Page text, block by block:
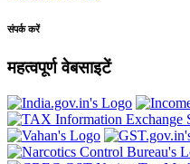
संपर्क करें
महत्वपूर्ण वेबसाइटें